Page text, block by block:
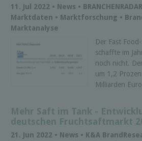
11. Jul 2022 • News •
Marktdaten • Marktforschung •
Marktanalyse
Der Fast
schaffte im
noch nicht.
um 1,2
Milliarden
Mehr Saft im Tank -
deutschen Fruchtsaftmarkt
21. Jun 2022 • News • K&A